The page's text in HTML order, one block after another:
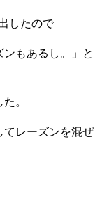
したので
ンもあるし。」と
。
てレーズンを混ぜ